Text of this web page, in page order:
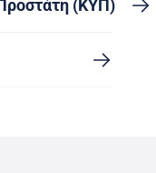
(ΚΥΠ)